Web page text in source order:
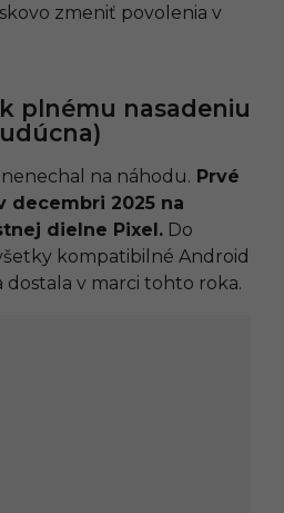
zmeniť povolenia v
plnému nasadeniu
na náhodu. Prvé
decembri 2025 na
dielne Pixel. Do
kompatibilné Android
dostala v marci tohto roka.